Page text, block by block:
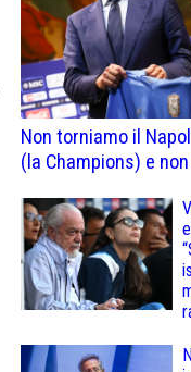
Non torniamo il
(la Champions) e